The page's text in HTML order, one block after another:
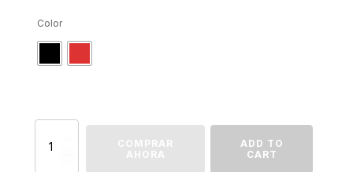
Color
PROFESIONAL
COMPRAR
AHORA
ADD TO
CART